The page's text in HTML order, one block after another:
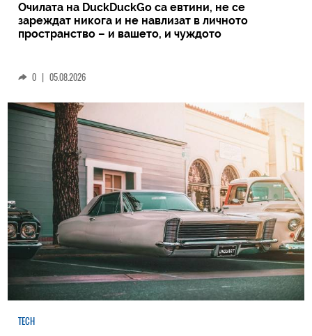
Очилата на DuckDuckGo са евтини, не се
зареждат никога и не навлизат в личното
пространство – и вашето, и чуждото
0 | 05.08.2026
TECH